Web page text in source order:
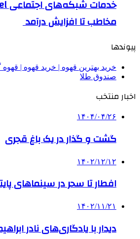
مخاطب تا افزایش درآمد
پیوندها
خرید بهترین قهوه | خرید قهوه | قهوه
صندوق طلا
اخبار منتخب
۱۴۰۴/۰۴/۲۶
گشت و گذار در یک باغ قجری
۱۴۰۲/۱۲/۱۲
افطار تا سحر در سینماهای
۱۴۰۲/۱۱/۲۱
دیدار با یادگاری‌های نادر